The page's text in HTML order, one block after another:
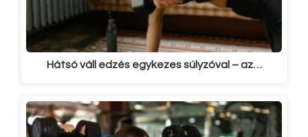
Hátsó váll edzés egykezes súlyzóval – az…